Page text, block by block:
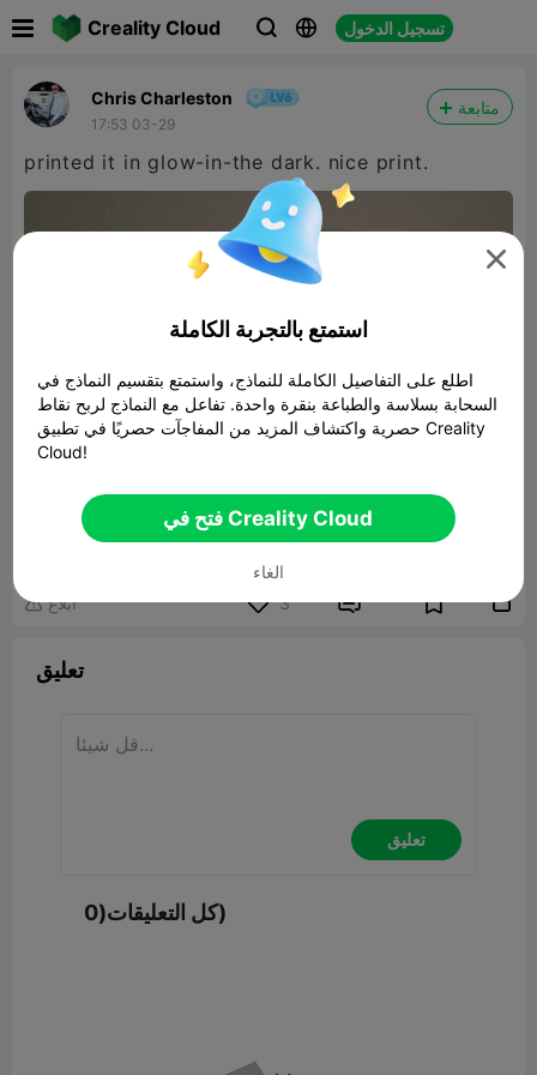
Creality Cloud   تسجيل الدخول
Chris Charleston
17:53 03-29
متابعة
printed it in glow-in-the dark. nice print.
Ford - Mustang Shelby GT 350R
975.57KB نموذج ثلاثي الأبعاد ذو صلة
 ابلاغ 3  
تعليق
تعليق
كل التعليقات(0)

استمتع بالتجربة الكاملة
اطلع على التفاصيل الكاملة للنماذج، واستمتع بتقسيم النماذج في
السحابة بسلاسة والطباعة بنقرة واحدة. تفاعل مع النماذج لربح نقاط
حصرية واكتشاف المزيد من المفاجآت حصريًا في تطبيق Creality
Cloud!
فتح في Creality Cloud
الغاء